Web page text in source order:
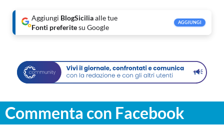
Aggiungi BlogSiciliaalle tue
Fonti preferitesu Google
AGGIUNGI
Commenta con Facebook